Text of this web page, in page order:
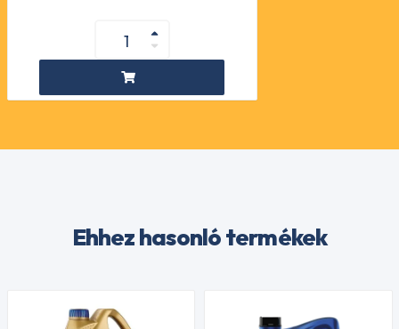
Ehhez hasonló termékek